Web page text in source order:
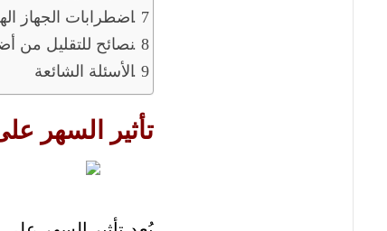
اضطرابات الجهاز
نصائح للتقليل من
الأسئلة الشائعة
تأثير السهر